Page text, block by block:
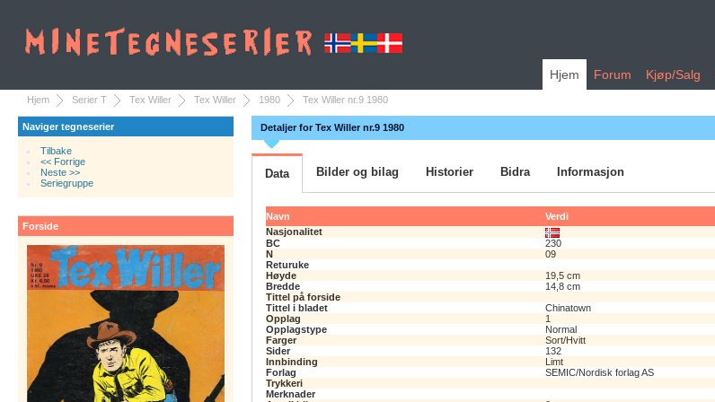
Hjem Forum Kjøp/Salg
Hjem Serier T Tex Willer Tex Willer 1980 Tex Willer nr.9 1980
Naviger tegneserier
Tilbake
<< Forrige
Neste >>
Seriegruppe
Forside
Detaljer for Tex Willer nr.9 1980
Data Bilder og bilag Historier Bidra Informasjon
Navn
Verdi
Nasjonalitet
BC
230
N
09
Returuke
Høyde
19,5 cm
Bredde
14,8 cm
Tittel på forside
Tittel i bladet
Chinatown
Opplag
1
Opplagstype
Normal
Farger
Sort/Hvitt
Sider
132
Innbinding
Limt
Forlag
SEMIC/Nordisk forlag AS
Trykkeri
Merknader